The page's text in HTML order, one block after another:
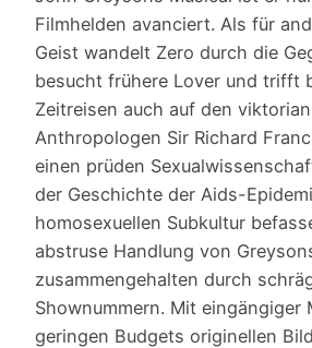
Filmhelden avanciert. Als für
Geist wandelt Zero durch die
besucht frühere Lover und trifft
Zeitreisen auch auf den
Anthropologen Sir Richard
einen prüden
der Geschichte der Aids-
homosexuellen Subkultur
abstruse Handlung von
zusammengehalten durch
Shownummern. Mit eingängiger
geringen Budgets originellen